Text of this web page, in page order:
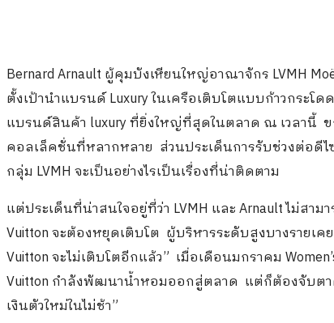
Bernard Arnault ผู้คุมบังเหียนใหญ่อาณาจักร LVMH
ตั้งเป้านำแบรนด์ Luxury ในเครือเติบโตแบบก้าวกระ
แบรนด์สินค้า luxury ที่ยิ่งใหญ่ที่สุดในตลาด ณ เวลานี้
คอลเล็คชั่นที่หลากหลาย ส่วนประเด็นการรับช่วงต่อดี
กลุ่ม LVMH จะเป็นอย่างไรเป็นเรื่องที่น่าติดตาม
แต่ประเด็นที่น่าสนใจอยู่ที่ว่า LVMH และ Arnault ไม่สา
Vuitton จะต้องหยุดเติบโต ผู้บริหารระดับสูงบางรายเค
Vuitton จะไม่เติบโตอีกแล้ว” เมื่อเดือนมกราคม
Vuitton กำลังพัฒนาน้ำหอมออกสู่ตลาด แต่ก็ต้องจับตา
เงินตัวใหม่ในไม่ช้า”